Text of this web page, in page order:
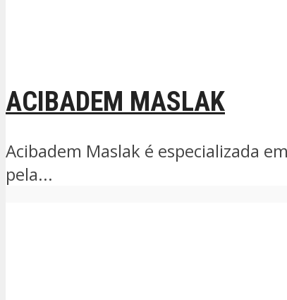
ACIBADEM MASLAK
Acibadem Maslak é especializada
pela...